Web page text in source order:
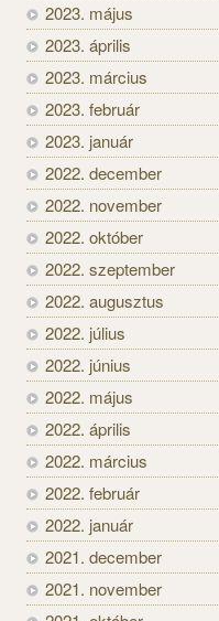
2023. május
2023. április
2023. március
2023. február
2023. január
2022. december
2022. november
2022. október
2022. szeptember
2022. augusztus
2022. július
2022. június
2022. május
2022. április
2022. március
2022. február
2022. január
2021. december
2021. november